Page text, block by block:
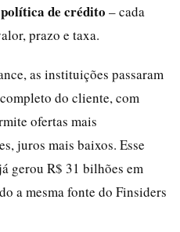
de crédito – cada
prazo e taxa.
as instituições passaram
do cliente, com
ofertas mais
juros mais baixos. Esse
gerou R$ 31 bilhões em
a mesma fonte do Finsiders